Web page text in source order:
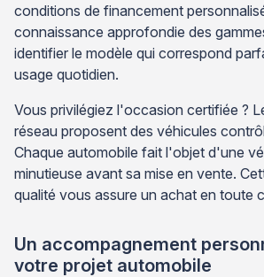
conditions de financement
connaissance approfondie des
identifier le modèle qui correspond
usage quotidien.
Vous privilégiez l'occasion certifiée ?
réseau proposent des véhicules
Chaque automobile fait l'objet d'une
minutieuse avant sa mise en vente.
qualité vous assure un achat en toute
Un accompagnement
votre projet automobile